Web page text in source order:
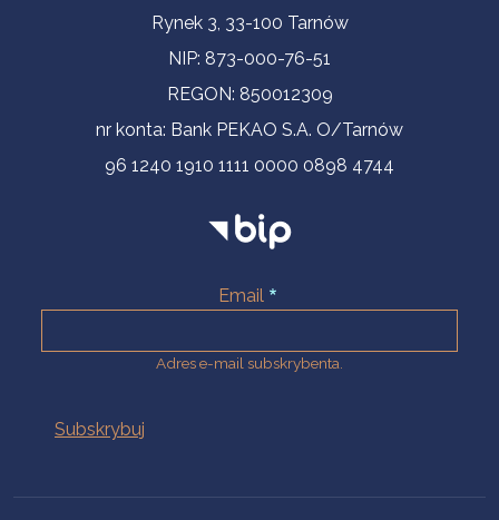
Informacje kontaktoweRynek 3, 33-100 Tarnów
NIP: 873-000-76-51
REGON: 850012309
nr konta: Bank PEKAO S.A. O/Tarnów
96 1240 1910 1111 0000 0898 4744
Email
Adres e-mail subskrybenta.